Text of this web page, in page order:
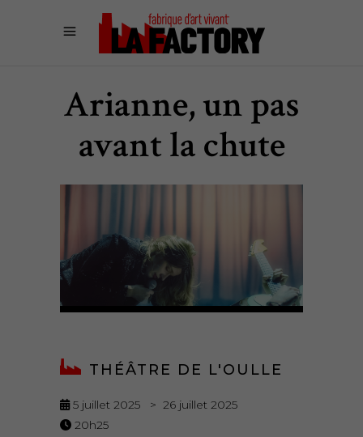
Arianne, un pas
avant la chute
THÉÂTRE DE L'OULLE
5 juillet 2025 > 26 juillet 2025
20h25